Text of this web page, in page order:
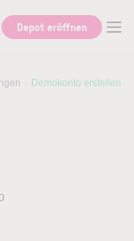
nach Hilfe oder Info
Depot eröffnen
Demokonto erstellen